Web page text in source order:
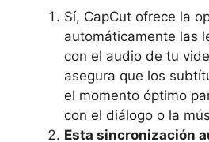
Sí, CapCut ⁢ofrece la
automáticamente las
con ​el audio‍ de tu
asegura que los
el momento óptimo
con el diálogo o la
Esta sincronización